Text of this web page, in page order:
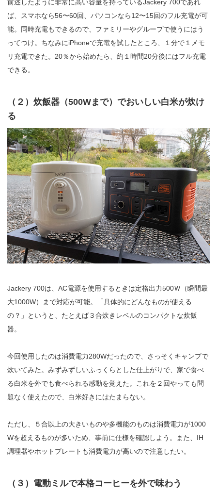
前述したように非常に高い容量を持っているJackery 700であれ
ば、スマホなら56〜60回、パソコンなら12〜15回のフル充電が可
能。同時充電もできるので、ファミリーやグループで使うにはう
ってつけ。ちなみにiPhoneで充電を試したところ、１分で１メモ
リ充電できた。20％から始めたら、約１時間20分後にはフル充電
できる。
（２）炊飯器（500Wまで）でおいしい白米が炊け
る
Jackery 700は、AC電源を使用するときは定格出力500Ｗ（瞬間最
大1000W）まで対応が可能。「具体的にどんなものが使える
の？」というと、たとえば３合炊きレベルのコンパクトな炊飯
器。
今回使用したのは消費電力280Wだったので、さっそくキャンプで
炊いてみた。みずみずしいふっくらとした仕上がりで、家で食べ
る白米を外でも食べられる感動を覚えた。これを２回やっても問
題なく使えたので、白米好きにはたまらない。
ただし、５合以上の大きいものや多機能のものは消費電力が1000
Wを超えるものが多いため、事前に仕様を確認しよう。また、IH
調理器やホットプレートも消費電力が高いので注意したい。
（３）電動ミルで本格コーヒーを外で味わう